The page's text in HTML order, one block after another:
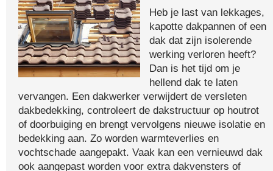
Heb je last van lekkages,
kapotte dakpannen of een
dak dat zijn isolerende
werking verloren heeft?
Dan is het tijd om je
hellend dak te laten
vervangen. Een dakwerker verwijdert de versleten
dakbedekking, controleert de dakstructuur op houtrot
of doorbuiging en brengt vervolgens nieuwe isolatie en
bedekking aan. Zo worden warmteverlies en
vochtschade aangepakt. Vaak kan een vernieuwd dak
ook aangepast worden voor extra dakvensters of